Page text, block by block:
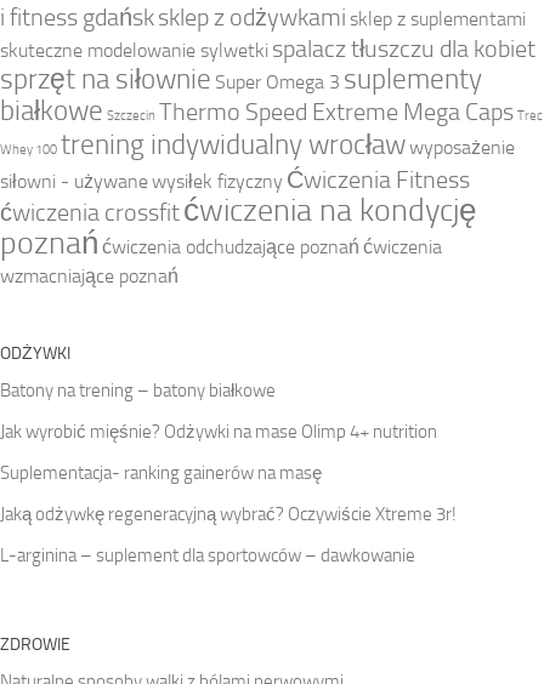
i fitness gdańsksklep z odżywkami sklep z suplementami
skuteczne modelowanie sylwetki spalacz tłuszczu dla kobiet
sprzęt na siłownie Super Omega 3 suplementy
białkowe Szczecin Thermo Speed Extreme Mega Caps Trec
Whey 100 trening indywidualny wrocławwyposażenie
siłowni - używanewysiłek fizyczny Ćwiczenia Fitness
ćwiczenia crossfitćwiczenia na kondycję
poznań ćwiczenia odchudzające poznań ćwiczenia
wzmacniające poznań
ODŻYWKI
Batony na trening – batony białkowe
Jak wyrobić mięśnie? Odżywki na mase Olimp 4+ nutrition
Suplementacja- ranking gainerów na masę
Jaką odżywkę regeneracyjną wybrać? Oczywiście Xtreme 3r!
L-arginina – suplement dla sportowców – dawkowanie
ZDROWIE